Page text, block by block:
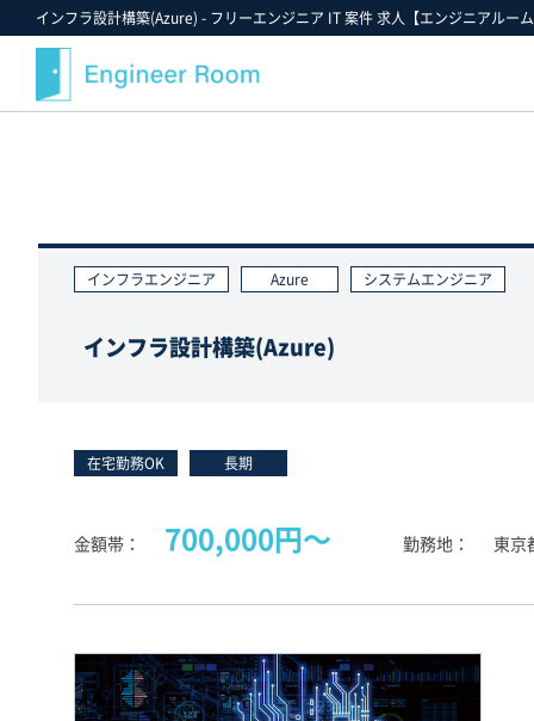
インフラ設計構築(Azure) - フリーエンジニア IT 案件 求人【エンジニアルー
金額から探す
職種から探す
お気に入り案件一覧★
案件決定速報
エンジニアルームからのお知らせ
就業までのフロー
支援実績
キャンペーン情報
インフラエンジニア Azure システムエンジニア
インフラ設計構築(Azure)
在宅勤務OK 長期
金額帯 700,000円〜 勤務地 東京